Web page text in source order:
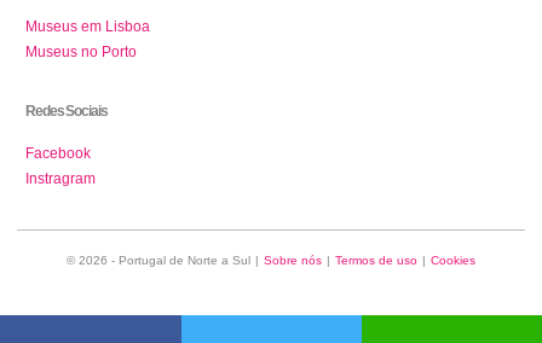
Museus em Lisboa
Museus no Porto
Redes Sociais
Facebook
Instragram
© 2026 - Portugal de Norte a Sul | Sobre nós | Termos de uso | Cookies